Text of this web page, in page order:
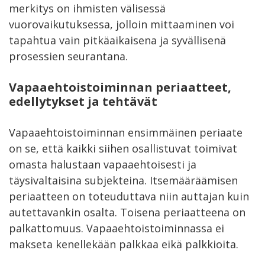
merkitys on ihmisten välisessä
vuorovaikutuksessa, jolloin mittaaminen voi
tapahtua vain pitkäaikaisena ja syvällisenä
prosessien seurantana.
Vapaaehtoistoiminnan periaatteet,
edellytykset ja tehtävät
Vapaaehtoistoiminnan ensimmäinen periaate
on se, että kaikki siihen osallistuvat toimivat
omasta halustaan vapaaehtoisesti ja
täysivaltaisina subjekteina. Itsemääräämisen
periaatteen on toteuduttava niin auttajan kuin
autettavankin osalta. Toisena periaatteena on
palkattomuus. Vapaaehtoistoiminnassa ei
makseta kenellekään palkkaa eikä palkkioita.